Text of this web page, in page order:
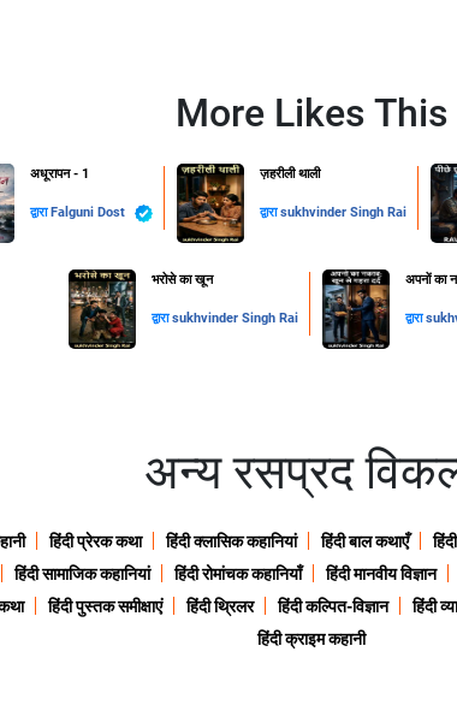
More Likes This
अधूरापन - 1
द्वारा Falguni Dost
ज़हरीली थाली
द्वाराsukhvinder Singh Rai
​भरोसे का खून
द्वाराsukhvinder Singh Rai
अपनों का
द्वारा
अन्य रसप्रद
हिंदी प्रेरक कथा हिंदी क्लासिक कहानियां हिंदी बाल कथाएँ
हिंदी सामाजिक कहानियां हिंदी रोमांचक कहानियाँ हिंदी मानवीय विज्ञान
हिंदी पुस्तक समीक्षाएं हिंदी थ्रिलर हिंदी कल्पित-विज्ञान हिंदी
हिंदी क्राइम कहानी